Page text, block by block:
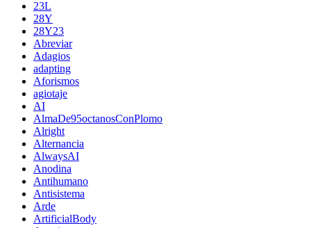
23L
28Y
28Y23
Abreviar
Adagios
adapting
Aforismos
agiotaje
AI
AlmaDe95octanosConPlomo
Alright
Alternancia
AlwaysAI
Anodina
Antihumano
Antisistema
Arde
ArtificialBody